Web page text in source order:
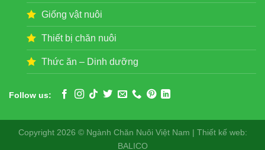
Giống vật nuôi
Thiết bị chăn nuôi
Thức ăn – Dinh dưỡng
Follow us:
Copyright 2026 © Ngành Chăn Nuôi Việt Nam | Thiết kế web:
BALICO